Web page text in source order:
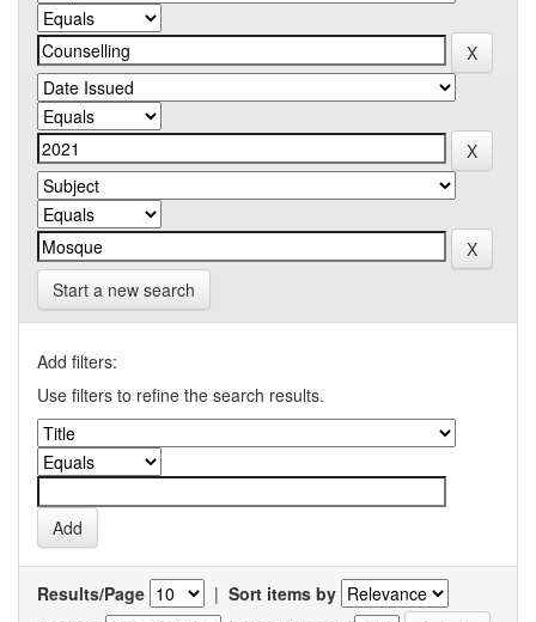
Start a new search
Add filters:
Use filters to refine the search results.
Results/Page | Sort items by